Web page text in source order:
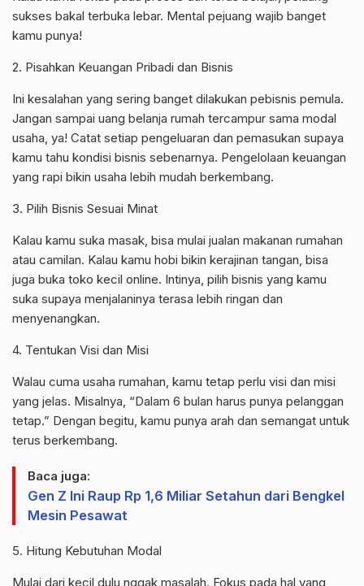
sukses bakal terbuka lebar. Mental pejuang wajib banget
kamu punya!
2. Pisahkan Keuangan Pribadi dan Bisnis
Ini kesalahan yang sering banget dilakukan pebisnis pemula.
Jangan sampai uang belanja rumah tercampur sama modal
usaha, ya! Catat setiap pengeluaran dan pemasukan supaya
kamu tahu kondisi bisnis sebenarnya. Pengelolaan keuangan
yang rapi bikin usaha lebih mudah berkembang.
3. Pilih Bisnis Sesuai Minat
Kalau kamu suka masak, bisa mulai jualan makanan rumahan
atau camilan. Kalau kamu hobi bikin kerajinan tangan, bisa
juga buka toko kecil online. Intinya, pilih bisnis yang kamu
suka supaya menjalaninya terasa lebih ringan dan
menyenangkan.
4. Tentukan Visi dan Misi
Walau cuma usaha rumahan, kamu tetap perlu visi dan misi
yang jelas. Misalnya, “Dalam 6 bulan harus punya pelanggan
tetap.” Dengan begitu, kamu punya arah dan semangat untuk
terus berkembang.
Baca juga:
Gen Z Ini Raup Rp 1,6 Miliar Setahun dari Bengkel
Mesin Pesawat
5. Hitung Kebutuhan Modal
Mulai dari kecil dulu nggak masalah. Fokus pada hal yang